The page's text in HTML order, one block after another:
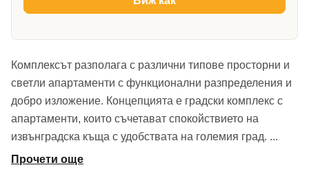
Комплексът разполага с различни типове просторни и
светли апартаменти с функционални разпределения и
добро изложение. Концепцията е градски комплекс с
апартаменти, които съчетават спокойствието на
извънградска къща с удобствата на големия град. ...
Прочети още